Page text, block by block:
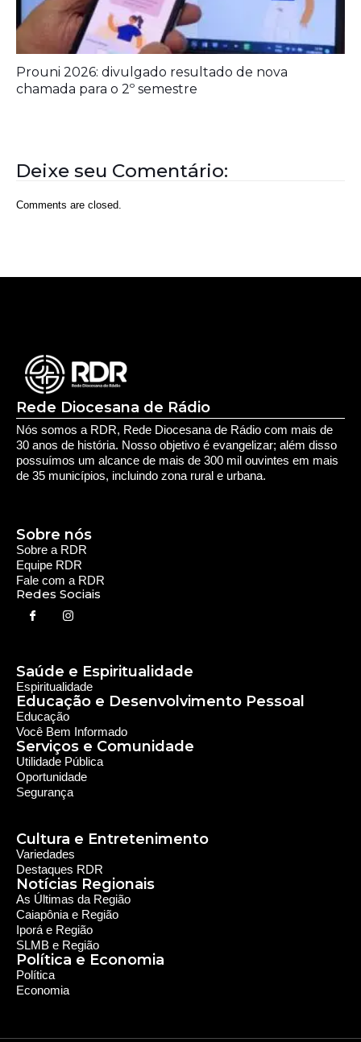
Prouni 2026: divulgado resultado de nova
chamada para o 2º semestre
Deixe seu Comentário:
Comments are closed.
Rede Diocesana de Rádio
Nós somos a RDR, Rede Diocesana de Rádio com mais de
30 anos de história. Nosso objetivo é evangelizar; além disso
possuímos um alcance de mais de 300 mil ouvintes em mais
de 35 municípios, incluindo zona rural e urbana.
Sobre a RDR
Equipe RDR
Fale com a RDR
Redes Sociais
Sobre nós
Saúde e Espiritualidade
Espiritualidade
Educação e Desenvolvimento Pessoal
Educação
Você Bem Informado
Serviços e Comunidade
Utilidade Pública
Oportunidade
Segurança
Cultura e Entretenimento
Política e Economia
Notícias Regionais
Política
Economia
As Últimas da Região
Caiapônia e Região
Iporá e Região
SLMB e Região
Variedades
Destaques RDR